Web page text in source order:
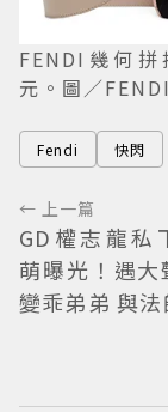
FENDI幾何
元。圖／
Fendi 快閃
← 上一篇
GD權志龍私
萌曝光！遇大
變乖弟弟 與法